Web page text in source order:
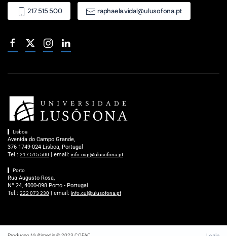
217 515 500 raphaela.vidal@ulusofona.pt
Lisboa
Avenida do Campo Grande,
376 1749-024 Lisboa, Portugal
Tel.: 217 515 500 | email: info.cup@ulusofona.pt
Porto
Rua Augusto Rosa,
Nº 24, 4000-098 Porto - Portugal
Tel.: 222 073 230 | email: info.cul@ulusofona.pt